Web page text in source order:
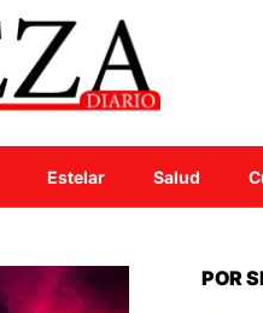
Estelar Salud
POR